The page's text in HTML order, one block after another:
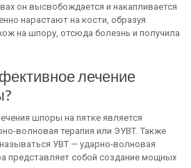
он высвобождается и накапливается
нарастают на кости, образуя
на шпору, отсюда болезнь и получила
лечение
шпоры на пятке является
волновая терапия или ЭУВТ. Также
УВТ — ударно-волновая
представляет собой создание мощных